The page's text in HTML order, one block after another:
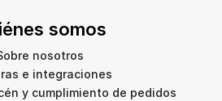
somos
nosotros
e integraciones
y cumplimiento de pedidos